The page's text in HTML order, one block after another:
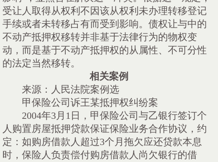
受让人取得从权利不因该从权利未办理转移登记
手续或者未转移占有而受到影响。债权让与中的
不动产抵押权移转并非基于法律行为的物权变
动，而是基于不动产抵押权的从属性、不可分性
的法定当然移转。
相关案例
来源：人民法院案例选
甲保险公司诉王某抵押权纠纷案
2004年3月1日，甲保险公司与乙银行签订个
人购置房屋抵押贷款保证保险业务合作协议，约
定：如购房借款人超过3个月拖欠应还贷款本息
时，保险人负责偿付购房借款人尚欠银行的借